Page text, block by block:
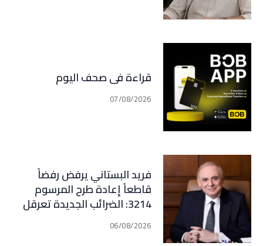
قراءة في صحف اليوم
07/08/2026
فريد البستاني يرفض رفضاً
قاطعاً إعادة طرح المرسوم
3214: الضرائب الجديدة تعرقل
التعافي الاقتصادي وتناقض
مبدأ الشراكة
06/08/2026